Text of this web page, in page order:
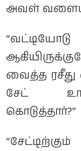
அவள்
வைத்த ரசீது
சேட்
கொடுத்தார்?”